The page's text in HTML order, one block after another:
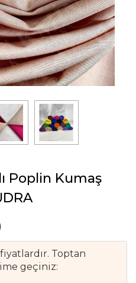
Poplin Kumaş
Toptan
geçiniz: